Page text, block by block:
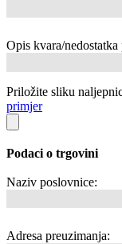
Opis kvara/nedostatka
Priložite sliku
primjer
Podaci o trgovini
Naziv poslovnice:
Adresa preuzimanja: